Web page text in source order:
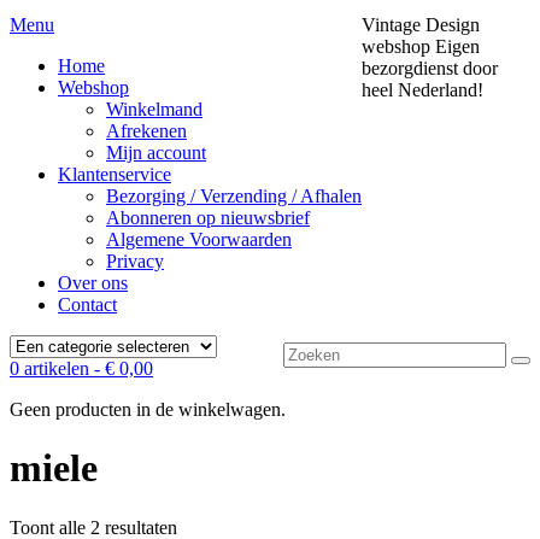
Menu
Home
Webshop
Winkelmand
Afrekenen
Mijn account
Klantenservice
Bezorging / Verzending / Afhalen
Abonneren op nieuwsbrief
Algemene Voorwaarden
Privacy
Over ons
Contact
Zoek
naar:
Vintage Design
webshop Eigen
bezorgdienst door
heel Nederland!
0 artikelen - € 0,00
Geen producten in de winkelwagen.
miele
Toont alle 2 resultaten